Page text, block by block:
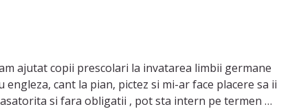
ajutat copii prescolari la invatarea limbii germane
cant la pian, pictez si mi-ar face placere sa ii
si fara obligatii , pot sta intern pe termen